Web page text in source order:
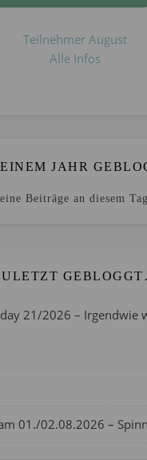
Teilnehmer August
Alle Infos
JAHR
Beiträge an diesem
21/2026 – Irgendwie
01./02.08.2026 –